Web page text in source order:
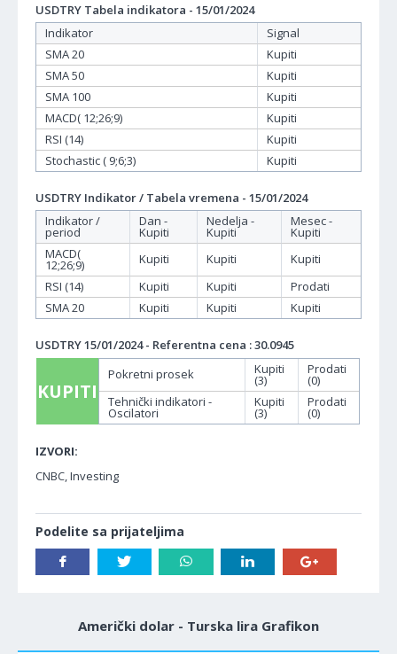
USDTRY Tabela indikatora - 15/01/2024
Indikator
Signal
SMA 20
Kupiti
SMA 50
Kupiti
SMA 100
Kupiti
MACD( 12;26;9)
Kupiti
RSI (14)
Kupiti
Stochastic ( 9;6;3)
Kupiti
USDTRY Indikator / Tabela vremena - 15/01/2024
Indikator /
period
Dan -
Kupiti
Nedelja -
Kupiti
Mesec -
Kupiti
MACD(
12;26;9) Kupiti Kupiti
Kupiti
RSI (14)
Kupiti Kupiti
Prodati
SMA 20
Kupiti Kupiti Kupiti
USDTRY 15/01/2024 - Referentna cena : 30.0945
KUPITI
Pokretni prosek Kupiti
(3)
Prodati
(0)
Tehnički indikatori -
Oscilatori
Kupiti
(3)
Prodati
(0)
IZVORI:
CNBC, Investing
Podelite sa prijateljima
Američki dolar - Turska lira Grafikon